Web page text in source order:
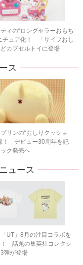
ィの“ロングセラーおもち
チュア化！ 「サイフおし
カプセルトイに登場
ス
リンの“おしりクッショ
！ デビュー30周年を記
ク発売へ
ュース
UT」8月の注目コラボを
！ 話題の集英社コレクシ
弾が登場